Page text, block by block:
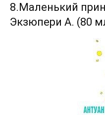
8.Маленький
Экзюпери А. (80